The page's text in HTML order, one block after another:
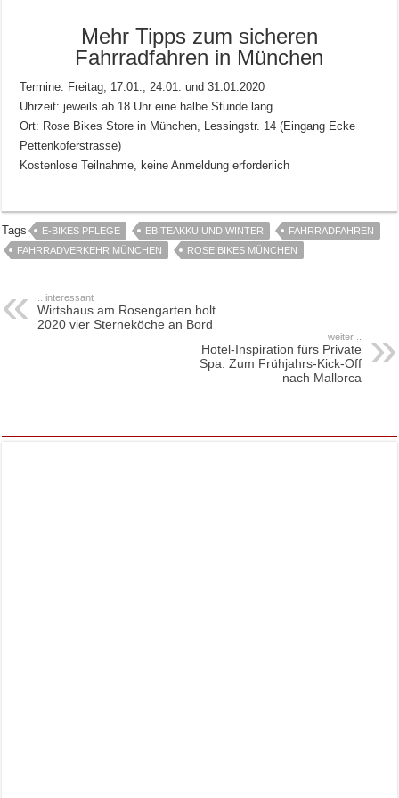
Mehr Tipps zum sicheren
Fahrradfahren in München
Termine: Freitag, 17.01., 24.01. und 31.01.2020
Uhrzeit: jeweils ab 18 Uhr eine halbe Stunde lang
Ort: Rose Bikes Store in München, Lessingstr. 14 (Eingang Ecke
Pettenkoferstrasse)
Kostenlose Teilnahme, keine Anmeldung erforderlich
Tags E-BIKES PFLEGE EBITEAKKU UND WINTER
FAHRRADFAHREN
FAHRRADVERKEHR MÜNCHEN
ROSE BIKES MÜNCHEN
.. interessant
Wirtshaus am Rosengarten holt
2020 vier Sterneköche an Bord
weiter ..
Hotel-Inspiration fürs Private
Spa: Zum Frühjahrs-Kick-Off
nach Mallorca